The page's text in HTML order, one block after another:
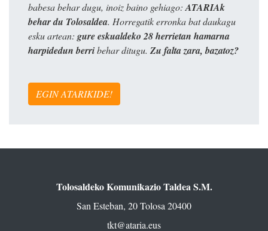
babesa behar dugu, inoiz baino gehiago: ATARIAk
behar du Tolosaldea. Horregatik erronka bat daukagu
esku artean: gure eskualdeko 28 herrietan hamarna
harpidedun berribehar ditugu. Zu falta zara, bazatoz?
EGIN ATARIKIDE!
Tolosaldeko Komunikazio Taldea S.M.
San Esteban, 20 Tolosa 20400
tkt@ataria.eus